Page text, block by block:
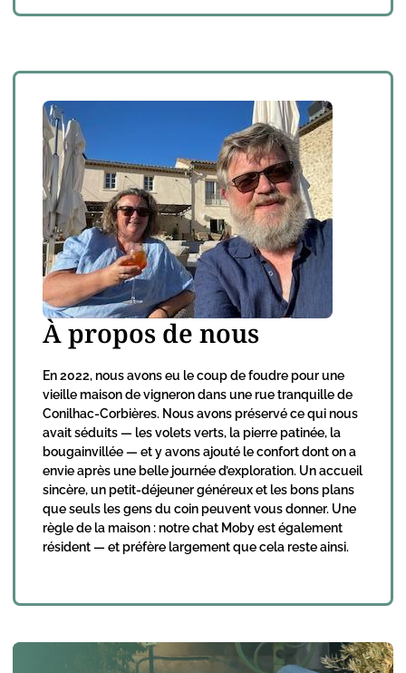
À propos de nous
En 2022, nous avons eu le coup de foudre pour une
vieille maison de vigneron dans une rue tranquille de
Conilhac-Corbières. Nous avons préservé ce qui nous
avait séduits — les volets verts, la pierre patinée, la
bougainvillée — et y avons ajouté le confort dont on a
envie après une belle journée d’exploration. Un accueil
sincère, un petit-déjeuner généreux et les bons plans
que seuls les gens du coin peuvent vous donner. Une
règle de la maison : notre chat Moby est également
résident — et préfère largement que cela reste ainsi.